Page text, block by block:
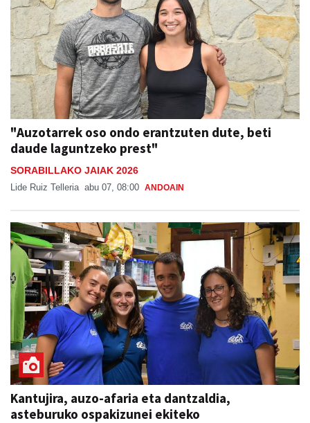
"Auzotarrek oso ondo erantzuten dute, beti
daude laguntzeko prest"
SORABILLAKO JAIAK 2026
Lide Ruiz Telleria abu 07, 08:00 ANDOAIN
Kantujira, auzo-afaria eta dantzaldia,
asteburuko ospakizunei ekiteko